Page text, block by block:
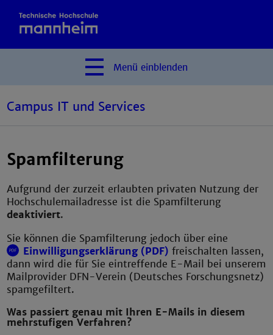
Menü einblenden
Campus IT und Services
Spamfilterung
Aufgrund der zurzeit erlaubten privaten Nutzung der
Hochschulemailadresse ist die Spamfilterung
deaktiviert.
Sie können die Spamfilterung jedoch über eine
Einwilligungserklärung (PDF) freischalten lassen,
dann wird die für Sie eintreffende E-Mail bei unserem
Mailprovider DFN-Verein (Deutsches Forschungsnetz)
spamgefiltert.
Was passiert genau mit Ihren E-Mails in diesem
mehrstufigen Verfahren?